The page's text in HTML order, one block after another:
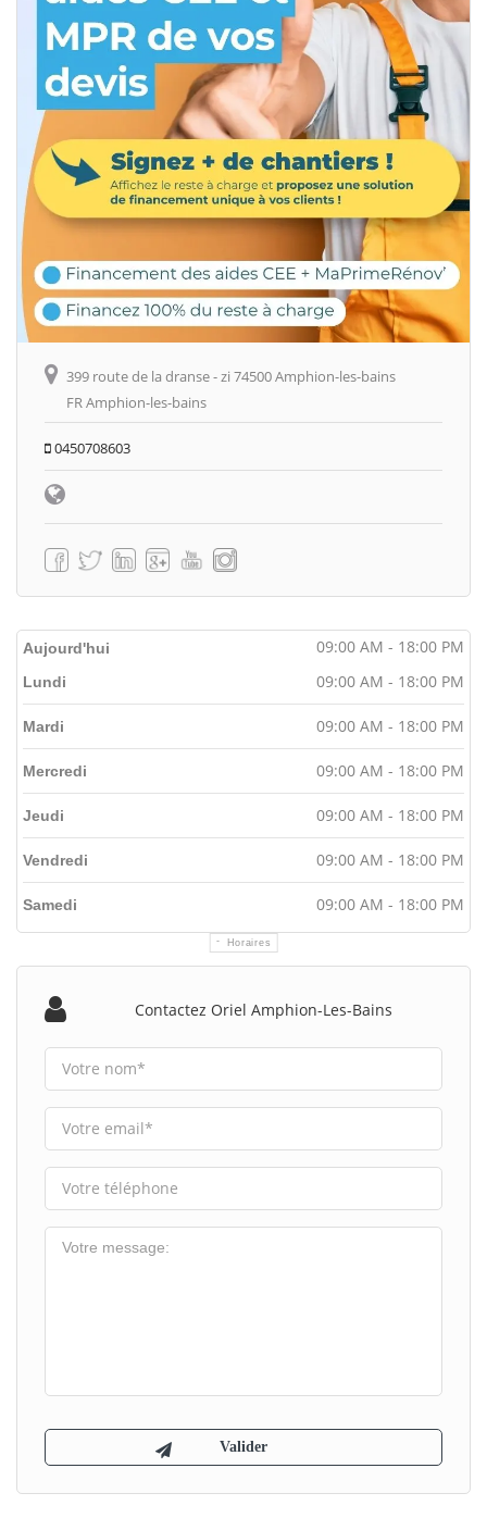
399 route de la dranse - zi 74500 Amphion-les-bains
FR Amphion-les-bains
0450708603
Aujourd'hui 09:00 AM - 18:00 PM
Horaires
Lundi 09:00 AM - 18:00 PM
Mardi 09:00 AM - 18:00 PM
Mercredi 09:00 AM - 18:00 PM
Jeudi 09:00 AM - 18:00 PM
Vendredi 09:00 AM - 18:00 PM
Samedi 09:00 AM - 18:00 PM
Contactez Oriel Amphion-Les-Bains